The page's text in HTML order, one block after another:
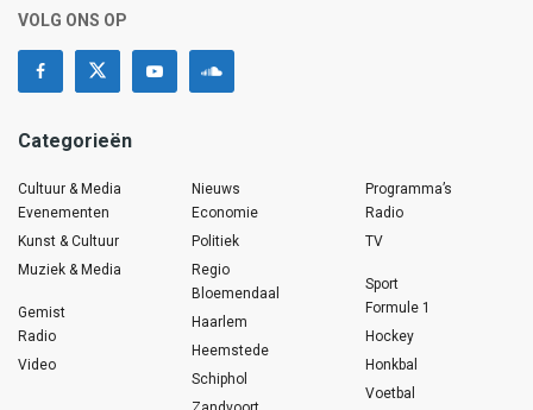
VOLG ONS OP
Categorieën
Cultuur & Media
Evenementen
Kunst & Cultuur
Muziek & Media
Gemist
Radio
Video
Nieuws
Economie
Politiek
Regio
Bloemendaal
Haarlem
Heemstede
Schiphol
Programma’s
Radio
TV
Sport
Formule 1
Hockey
Honkbal
Voetbal